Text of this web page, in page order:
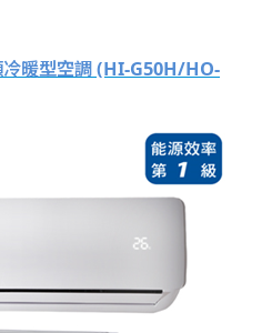
冷暖型空調 (HI-G50H/HO-